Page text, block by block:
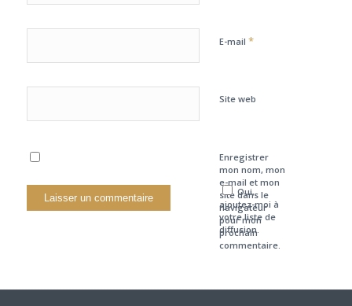
E-mail *
Site web
Enregistrer
mon nom, mon
e-mail et mon
site dans le
navigateur
pour mon
prochain
commentaire.
Oui,
ajoutez-moi à
votre liste de
diffusion.